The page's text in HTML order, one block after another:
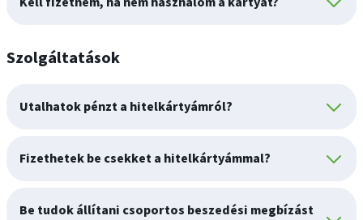
Szolgáltatások
Utalhatok pénzt a hitelkártyámról?
Fizethetek be csekket a hitelkártyámmal?
Be tudok állítani csoportos beszedési megbízást